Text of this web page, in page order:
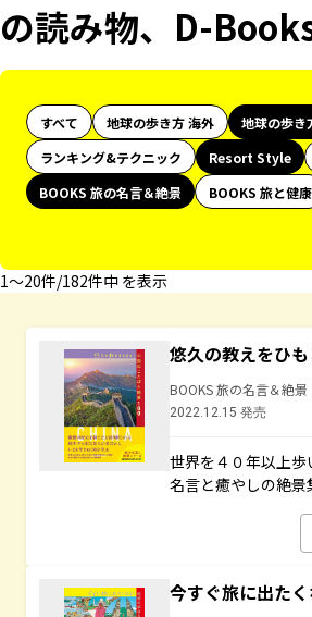
の読み物、D-
すべて 地球の歩き方 海外 地球の歩き
ランキング&テクニック
Resort Style
BOOKS 旅の名言＆絶景
BOOKS 旅と健康
1〜20件/182件中 を表示
悠久の教えをひ
BOOKS 旅の名言＆絶景
2022.12.15 発売
世界を４０年以上
名言と癒やしの絶景
今すぐ旅に出た